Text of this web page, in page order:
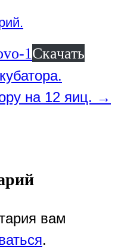
1 Скачать
на 12 яиц. →
вам
.